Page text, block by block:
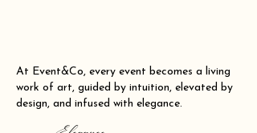
At Event&Co, every event becomes a living
work of art, guided by intuition, elevated by
design, and infused with elegance.